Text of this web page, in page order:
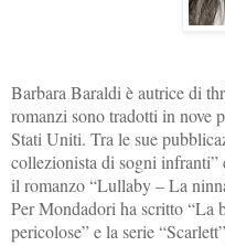
Barbara Baraldi è autrice di
romanzi sono tradotti in nove
Stati Uniti. Tra le sue
collezionista di sogni infranti”
il romanzo “Lullaby – La
Per Mondadori ha scritto “La
pericolose” e la serie